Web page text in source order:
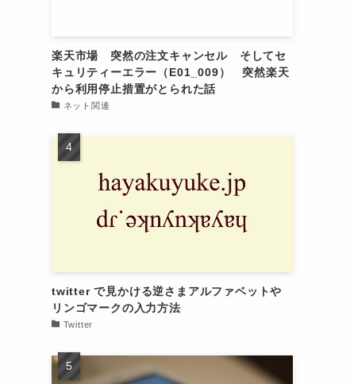
楽天市場 突然の注文キャンセル そしてセ
キュリティーエラー（E01_009） 突然楽天
から利用停止措置がとられた話
ネット関連
twitter で見かける逆さまアルファベットや
リンゴマークの入力方法
Twitter